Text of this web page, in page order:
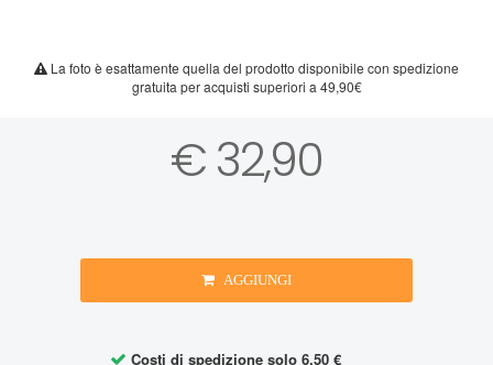
La foto è esattamente quella del prodotto disponibile con spedizione
gratuita per acquisti superiori a 49,90€
€ 32,90
AGGIUNGI
Costi di spedizione solo 6,50 €